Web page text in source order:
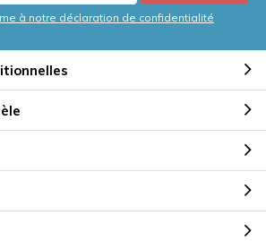
à notre déclaration de confidentialité